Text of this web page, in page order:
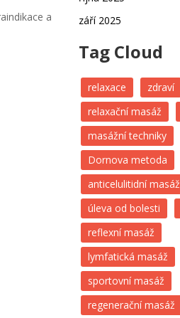
a
září 2025
Tag Cloud
relaxace zdraví
relaxační masáž
masážní techniky
Dornova metoda
anticelulitidní masáž
úleva od bolesti
reflexní masáž
lymfatická masáž
sportovní masáž
regenerační masáž